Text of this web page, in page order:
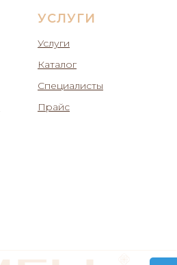
УСЛУГИ
Услуги
Каталог
Специалисты
Прайс